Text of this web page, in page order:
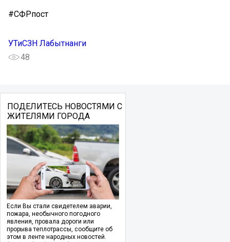
#СФРпост
УТиСЗН Лабытнанги
48
ПОДЕЛИТЕСЬ НОВОСТЯМИ С
ЖИТЕЛЯМИ ГОРОДА
Если Вы стали свидетелем аварии,
пожара, необычного погодного
явления, провала дороги или
прорыва теплотрассы, сообщите об
этом в ленте народных новостей.